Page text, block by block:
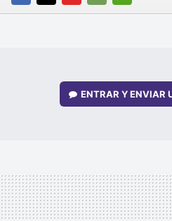
FACEBOOK
TWITTERFLIPBOARD
E-
WHATSAPP
ENTRAR Y ENVIAR